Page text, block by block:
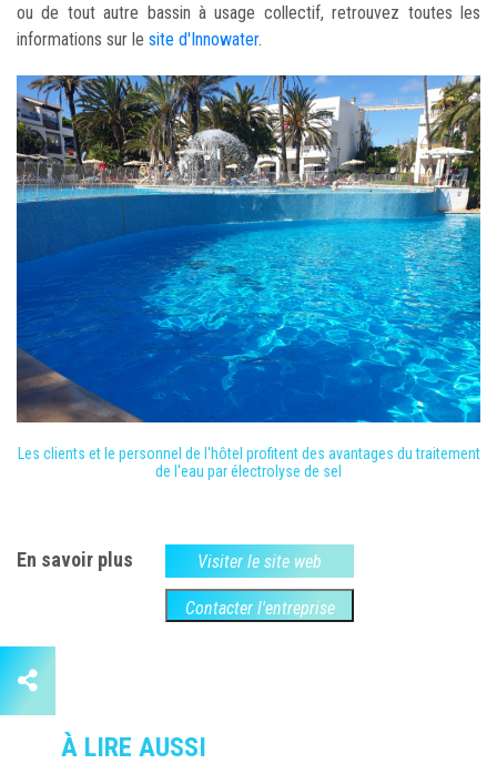
ou de tout autre bassin à usage collectif, retrouvez toutes les
informations sur le site d'Innowater.
Les clients et le personnel de l'hôtel profitent des avantages du traitement
de l'eau par électrolyse de sel
En savoir plus Visiter le site web
Contacter l'entreprise
À LIRE AUSSI